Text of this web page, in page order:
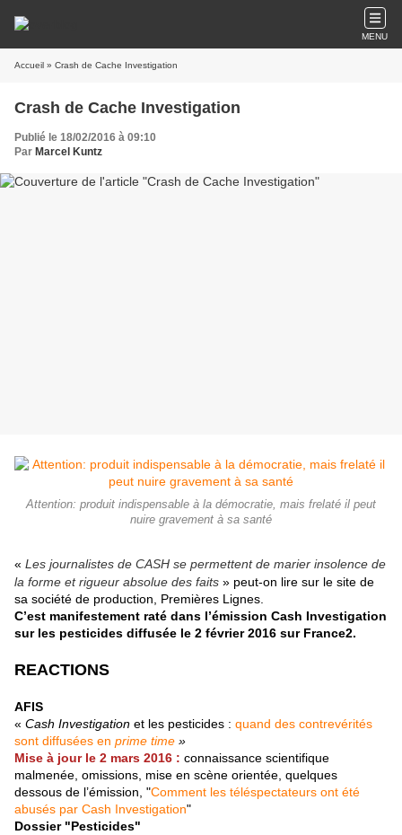
MENU
Accueil » Crash de Cache Investigation
Crash de Cache Investigation
Publié le 18/02/2016 à 09:10
Par Marcel Kuntz
Attention: produit indispensable à la démocratie, mais frelaté il peut
nuire gravement à sa santé
« Les journalistes de CASH se permettent de marier insolence de
la forme et rigueur absolue des faits » peut-on lire sur le site de
sa société de production, Premières Lignes.
C’est manifestement raté dans l’émission Cash Investigation
sur les pesticides diffusée le 2 février 2016 sur France2.
REACTIONS
AFIS
« Cash Investigation et les pesticides : quand des contrevérités
sont diffusées en prime time »
Mise à jour le 2 mars 2016 : connaissance scientifique
malmenée, omissions, mise en scène orientée, quelques
dessous de l’émission, "Comment les téléspectateurs ont été
abusés par Cash Investigation"
Dossier "Pesticides"